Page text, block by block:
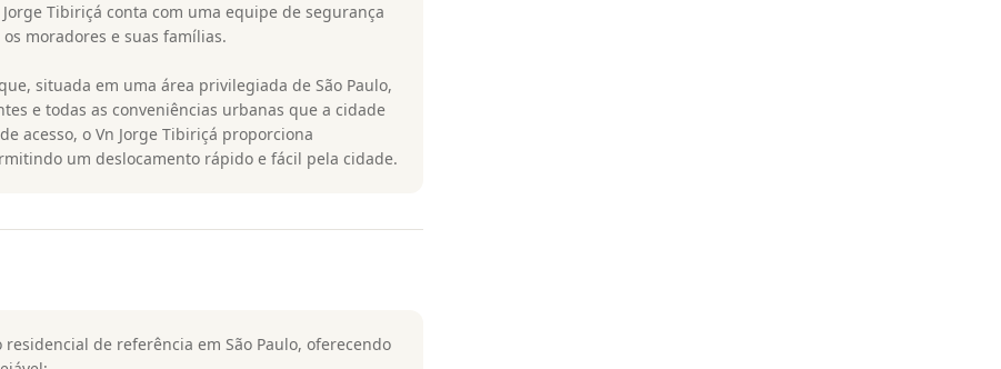
Tibiriçá conta com uma equipe de segurança
moradores e suas famílias.
situada em uma área privilegiada de São Paulo,
e todas as conveniências urbanas que a cidade
acesso, o Vn Jorge Tibiriçá proporciona
um deslocamento rápido e fácil pela cidade.
de referência em São Paulo, oferecendo